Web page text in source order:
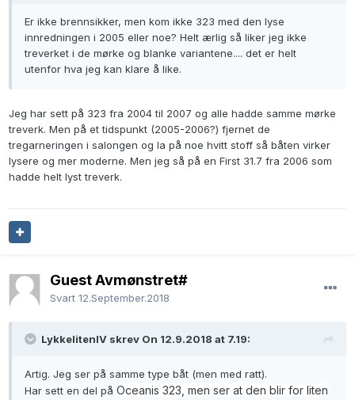
Er ikke brennsikker, men kom ikke 323 med den lyse
innredningen i 2005 eller noe? Helt ærlig så liker jeg ikke
treverket i de mørke og blanke variantene.... det er helt
utenfor hva jeg kan klare å like.
Jeg har sett på 323 fra 2004 til 2007 og alle hadde samme mørke
treverk. Men på et tidspunkt (2005-2006?) fjernet de
tregarneringen i salongen og la på noe hvitt stoff så båten virker
lysere og mer moderne. Men jeg så på en First 31.7 fra 2006 som
hadde helt lyst treverk.
Guest Avmønstret#
Svart 12.September.2018
LykkelitenIV skrev On 12.9.2018 at 7.19:
Artig. Jeg ser på samme type båt (men med ratt).
Har sett en del på Oceanis 323, men ser at den blir for liten